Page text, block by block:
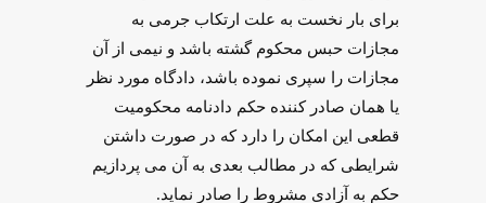
برای بار نخست به علت ارتکاب جرمی به
مجازات حبس محکوم گشته باشد و نیمی از آن
مجازات را سپری نموده باشد، دادگاه مورد نظر
یا همان صادر کننده حکم دادنامه محکومیت
قطعی این امکان را دارد که در صورت داشتن
شرایطی که در مطالب بعدی به آن می پردازیم
حکم به آزادی مشروط را صادر نماید.